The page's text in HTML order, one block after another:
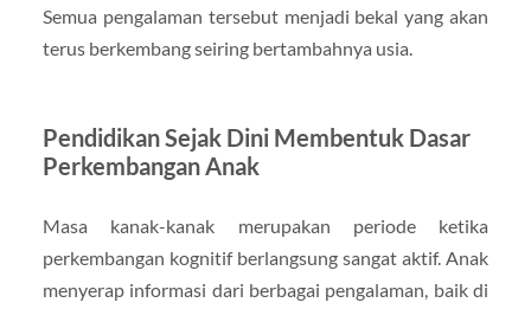
Semua pengalaman tersebut menjadi bekal yang akan
terus berkembang seiring bertambahnya usia.
Pendidikan Sejak Dini Membentuk Dasar
Perkembangan Anak
Masa kanak-kanak merupakan periode ketika
perkembangan kognitif berlangsung sangat aktif. Anak
menyerap informasi dari berbagai pengalaman, baik di